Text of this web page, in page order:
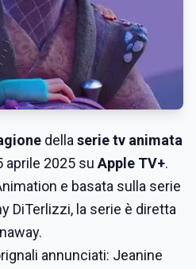
della serie tv animata
aprile 2025 su Apple TV+.
e basata sulla serie
DiTerlizzi, la serie è diretta
annunciati: Jeanine